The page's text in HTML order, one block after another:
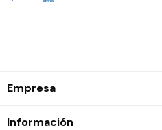
Empresa
Información